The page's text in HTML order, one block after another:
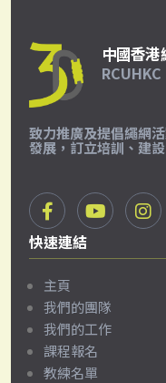
中國香港
RCUHKC
致力推廣及提倡繩網
發展，訂立培訓、建
快速連結
主頁
我們的團隊
我們的工作
課程報名
教練名單